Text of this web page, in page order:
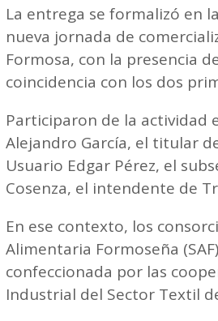
La entrega se formalizó en
nueva jornada de
Formosa, con la presencia
coincidencia con los dos
Participaron de la actividad
Alejandro García, el titular
Usuario Edgar Pérez, el
Cosenza, el intendente de
En ese contexto, los
Alimentaria Formoseña
confeccionada por las
Industrial del Sector Textil